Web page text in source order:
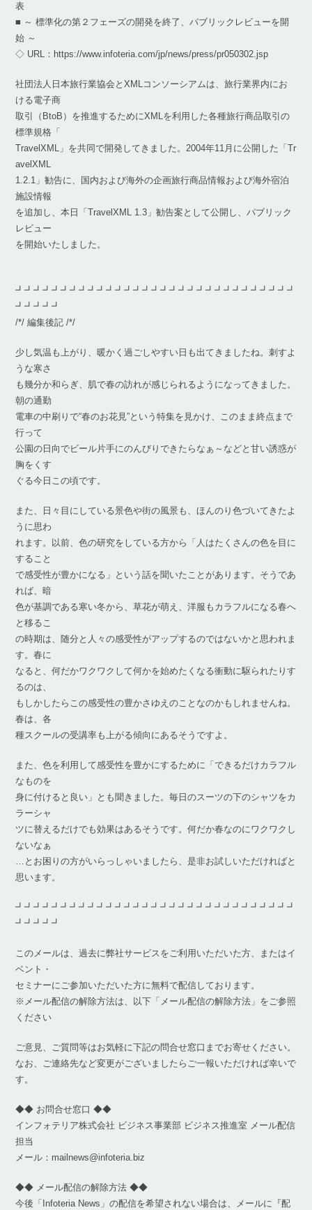
表
■ ～ 標準化の第２フェーズの開発を終了、パブリックレビューを開
始 ～
◇ URL：https://www.infoteria.com/jp/news/press/pr050302.jsp
社団法人日本旅行業協会とXMLコンソーシアムは、旅行業界内にお
ける電子商
取引（BtoB）を推進するためにXMLを利用した各種旅行商品取引の
標準規格「
TravelXML」を共同で開発してきました。2004年11月に公開した「Tr
avelXML
1.2.1」勧告に、国内および海外の企画旅行商品情報および海外宿泊
施設情報
を追加し、本日「TravelXML 1.3」勧告案として公開し、パブリック
レビュー
を開始いたしました。
┛┛┛┛┛┛┛┛┛┛┛┛┛┛┛┛┛┛┛┛┛┛┛┛┛┛┛┛┛┛┛
┛┛┛┛┛
/*/ 編集後記 /*/
少し気温も上がり、暖かく過ごしやすい日も出てきましたね。刺すよ
うな寒さ
も幾分か和らぎ、肌で春の訪れが感じられるようになってきました。
朝の通勤
電車の中刷りで“春のお花見”という特集を見かけ、このまま終点まで
行って
公園の日向でビール片手にのんびりできたらなぁ～などと甘い誘惑が
胸をくす
ぐる今日この頃です。
また、日々目にしている景色や街の風景も、ほんのり色づいてきたよ
うに思わ
れます。以前、色の研究をしている方から「人はたくさんの色を目に
すること
で感受性が豊かになる」という話を聞いたことがあります。そうであ
れば、暗
色が基調である寒い冬から、草花が萌え、洋服もカラフルになる春へ
と移るこ
の時期は、随分と人々の感受性がアップするのではないかと思われま
す。春に
なると、何だかワクワクして何かを始めたくなる衝動に駆られたりす
るのは、
もしかしたらこの感受性の豊かさゆえのことなのかもしれませんね。
春は、各
種スクールの受講率も上がる傾向にあるそうですよ。
また、色を利用して感受性を豊かにするために「できるだけカラフル
なものを
身に付けると良い」とも聞きました。毎日のスーツの下のシャツをカ
ラーシャ
ツに替えるだけでも効果はあるそうです。何だか春なのにワクワクし
ないなぁ
…とお困りの方がいらっしゃいましたら、是非お試しいただければと
思います。
┛┛┛┛┛┛┛┛┛┛┛┛┛┛┛┛┛┛┛┛┛┛┛┛┛┛┛┛┛┛┛
┛┛┛┛┛
このメールは、過去に弊社サービスをご利用いただいた方、またはイ
ベント・
セミナーにご参加いただいた方に無料で配信しております。
※メール配信の解除方法は、以下「メール配信の解除方法」をご参照
ください
ご意見、ご質問等はお気軽に下記の問合せ窓口までお寄せください。
なお、ご連絡先など変更がございましたらご一報いただければ幸いで
す。
◆◆ お問合せ窓口 ◆◆
インフォテリア株式会社 ビジネス事業部 ビジネス推進室 メール配信
担当
メール：mailnews@infoteria.biz
◆◆ メール配信の解除方法 ◆◆
今後「Infoteria News」の配信を希望されない場合は、メールに『配